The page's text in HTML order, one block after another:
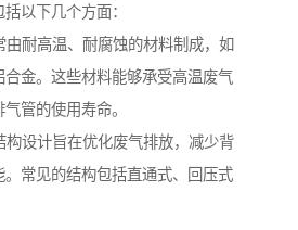
以下几个方面：
由耐高温、耐腐蚀的材料制成，如
合金。这些材料能够承受高温废气
管的使用寿命。
构设计旨在优化废气排放，减少背
。常见的结构包括直通式、回压式